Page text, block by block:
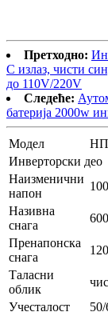
Претходно:
C излаз, чисти
до 110V/220V
Следеће:
батерија 2000w
Модел
Инверторски део
Наизменични
напон
Називна
снага
Пренапонска
снага
Таласни
облик
Учесталост